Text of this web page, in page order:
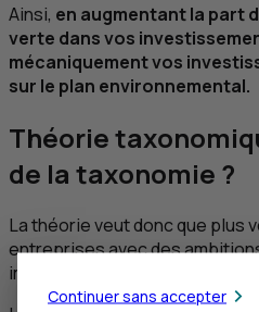
Ainsi, en augmentant la part
verte dans vos
mécaniquement vos
sur le plan environnemental.
Théorie
de la taxonomie ?
La théorie veut donc que plus
entreprises avec des
importantes, plus votre
Continuer sans accepter